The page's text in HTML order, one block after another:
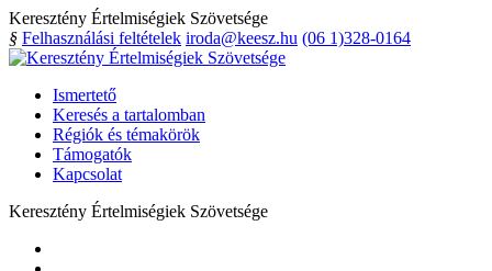
Keresztény Értelmiségiek Szövetsége
§ Felhasználási feltételek iroda@keesz.hu (06 1)328-0164
Ismertető
Keresés a tartalomban
Régiók és témakörök
Támogatók
Kapcsolat
Keresztény Értelmiségiek Szövetsége